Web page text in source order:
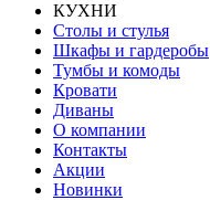
КУХНИ
Столы и стулья
Шкафы и гардеробы
Тумбы и комоды
Кровати
Диваны
О компании
Контакты
Акции
Новинки